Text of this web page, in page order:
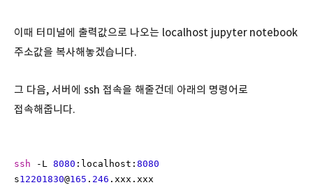
이때 터미널에 출력값으로 나오는 localhost jupyter notebook
주소값을 복사해놓겠습니다.
그 다음, 서버에 ssh 접속을 해줄건데 아래의 명령어로
접속해줍니다.
ssh -L 8080 :localhost: 8080
s12201830@165 . 246 .xxx.xxx